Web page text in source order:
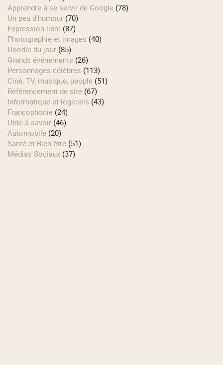
Apprendre à se servir de Google (78)
Un peu d'humour (70)
Expression libre (87)
Photographie et images (40)
Doodle du jour (85)
Grands événements (26)
Personnages célèbres (113)
Ciné, TV, musique, people (51)
Référencement de site (67)
Informatique et logiciels (43)
Francophonie (24)
Utile à savoir (46)
Automobile (20)
Santé et Bien-être (51)
Médias Sociaux (37)